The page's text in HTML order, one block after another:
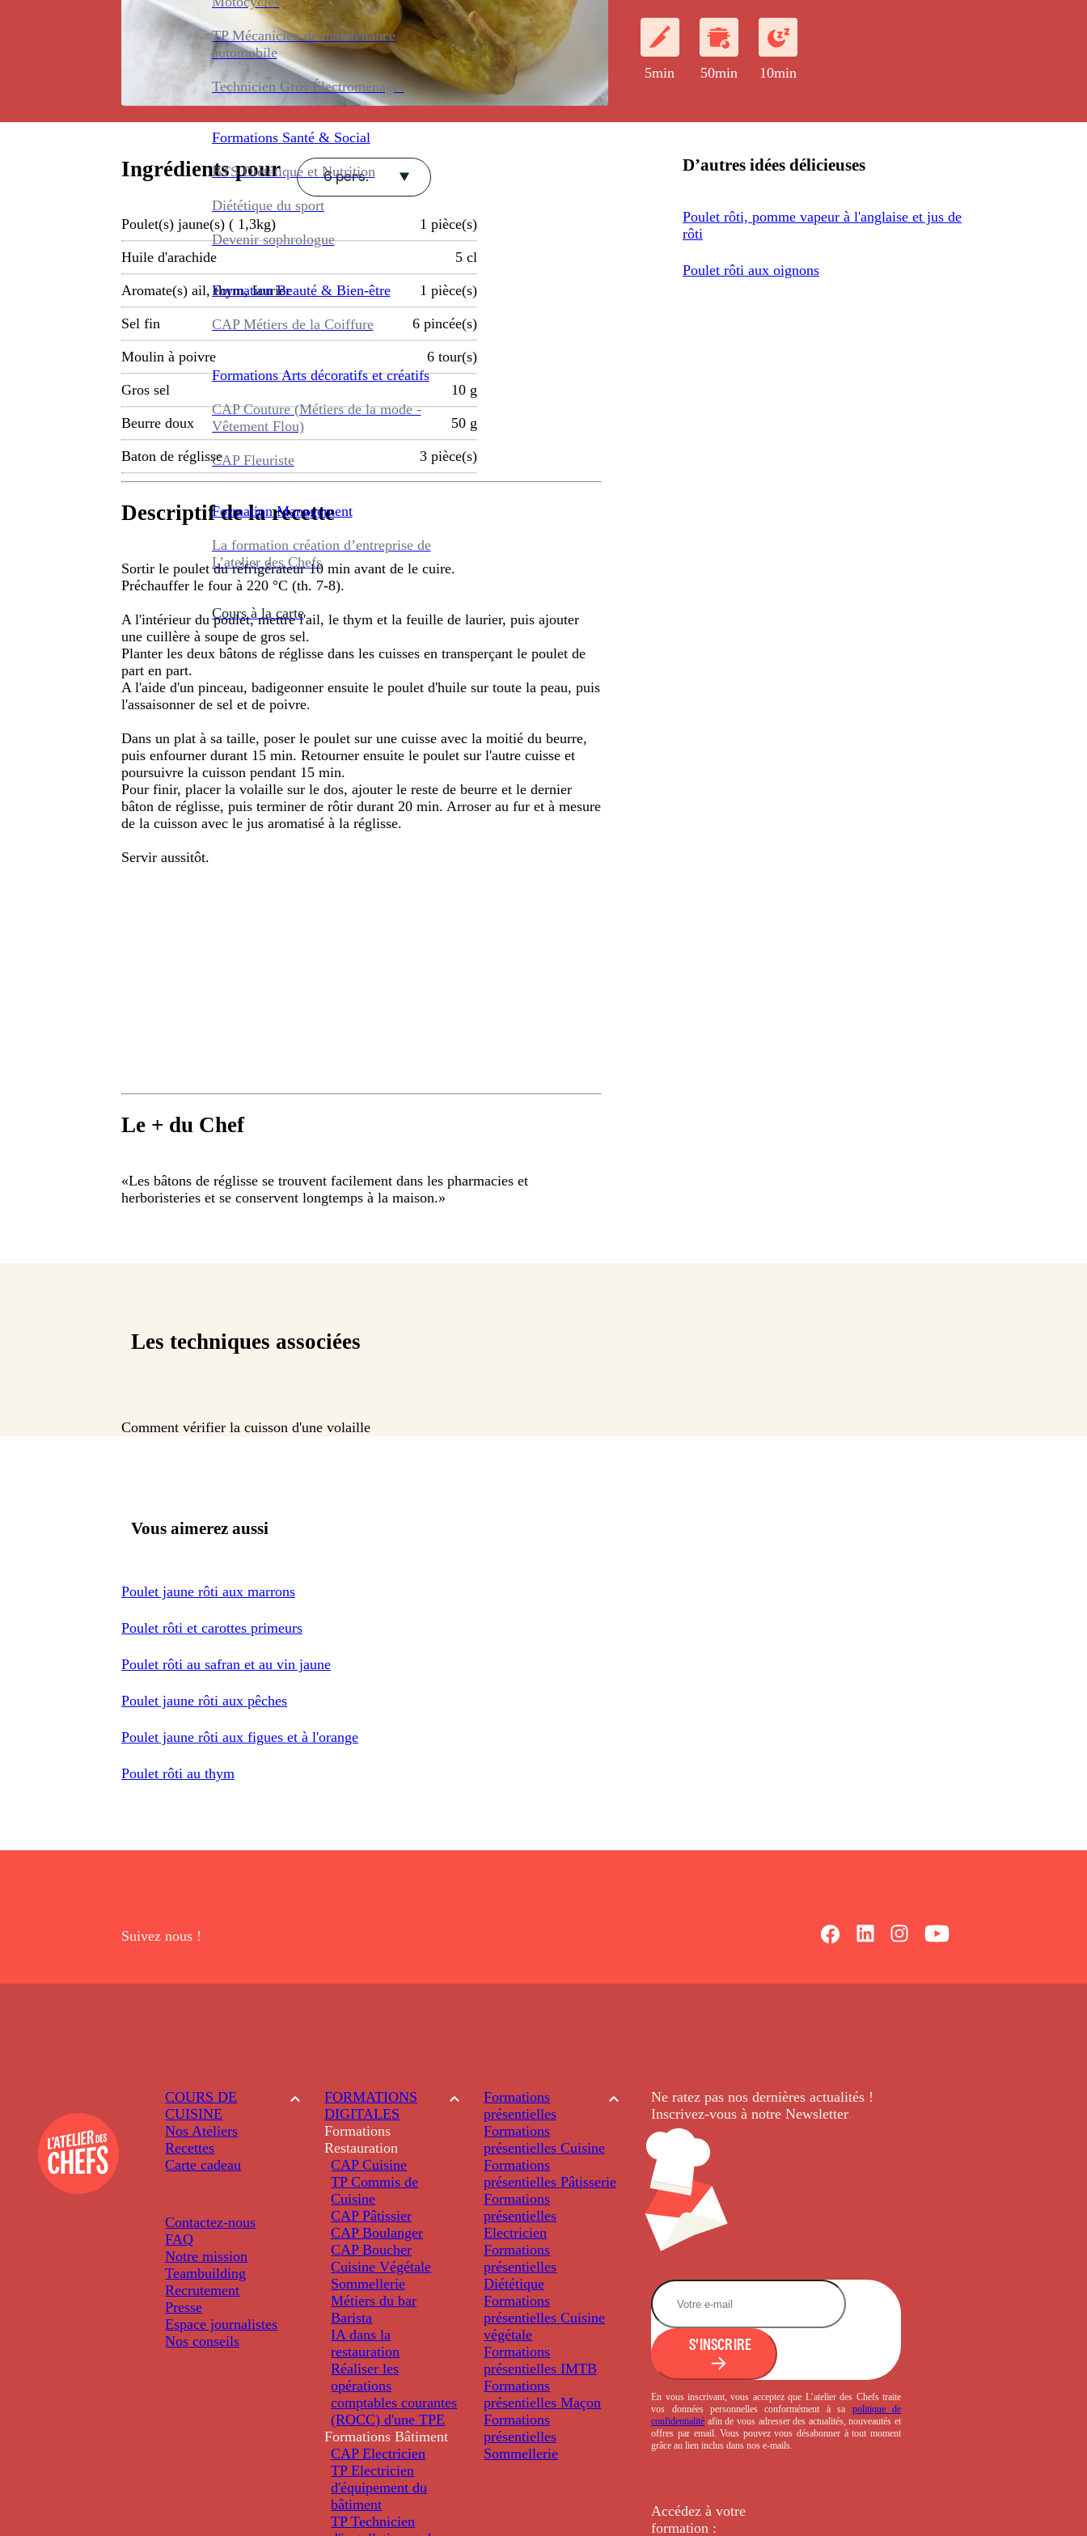
TP Mécanicien de maintenance
automobile
Technicien Gros Électroménager
Formations Santé & Social
BTS Diététique et Nutrition
Diététique du sport
Devenir sophrologue
Formation Beauté & Bien-être
CAP Métiers de la Coiffure
Formations Arts décoratifs et créatifs
CAP Couture (Métiers de la mode -
Vêtement Flou)
CAP Fleuriste
Formation Management
La formation création d’entreprise de
L’atelier des Chefs
Cours à la carte
5min 50min 10min
Ingrédients pour 6 pers.
Poulet(s) jaune(s) ( 1,3kg) 1 pièce(s)
Huile d'arachide 5 cl
Aromate(s) ail, thym, laurier 1 pièce(s)
Sel fin 6 pincée(s)
Moulin à poivre 6 tour(s)
Gros sel 10 g
Beurre doux 50 g
Baton de réglisse 3 pièce(s)
Descriptif de la recette
Sortir le poulet du réfrigérateur 10 min avant de le cuire.
Préchauffer le four à 220 °C (th. 7-8).
A l'intérieur du poulet, mettre l'ail, le thym et la feuille de laurier, puis ajouter
une cuillère à soupe de gros sel.
Planter les deux bâtons de réglisse dans les cuisses en transperçant le poulet de
part en part.
A l'aide d'un pinceau, badigeonner ensuite le poulet d'huile sur toute la peau, puis
l'assaisonner de sel et de poivre.
Dans un plat à sa taille, poser le poulet sur une cuisse avec la moitié du beurre,
puis enfourner durant 15 min. Retourner ensuite le poulet sur l'autre cuisse et
poursuivre la cuisson pendant 15 min.
Pour finir, placer la volaille sur le dos, ajouter le reste de beurre et le dernier
bâton de réglisse, puis terminer de rôtir durant 20 min. Arroser au fur et à mesure
de la cuisson avec le jus aromatisé à la réglisse.
Servir aussitôt.
Le + du Chef
«Les bâtons de réglisse se trouvent facilement dans les pharmacies et
herboristeries et se conservent longtemps à la maison.»
D’autres idées délicieuses
Poulet rôti, pomme vapeur à l'anglaise et jus de
rôti
Poulet rôti aux oignons
Les techniques associées
Comment vérifier la cuisson d'une volaille
Vous aimerez aussi
Poulet jaune rôti aux marrons
Poulet rôti et carottes primeurs
Poulet rôti au safran et au vin jaune
Poulet jaune rôti aux pêches
Poulet jaune rôti aux figues et à l'orange
Poulet rôti au thym
Suivez nous !
COURS DE
CUISINE
Nos Ateliers
Recettes
Carte cadeau
Contactez-nous
FAQ
Notre mission
Teambuilding
Recrutement
Presse
Espace journalistes
Nos conseils
FORMATIONS
DIGITALES
Formations
Restauration
CAP Cuisine
TP Commis de
Cuisine
CAP Pâtissier
CAP Boulanger
CAP Boucher
Cuisine Végétale
Sommellerie
Métiers du bar
Barista
IA dans la
restauration
Réaliser les
opérations
comptables courantes
(ROCC) d'une TPE
Formations Bâtiment
CAP Electricien
TP Electricien
d'équipement du
bâtiment
TP Technicien
Formations
présentielles
Formations
présentielles Cuisine
Formations
présentielles Pâtisserie
Formations
présentielles
Electricien
Formations
présentielles
Diététique
Formations
présentielles Cuisine
végétale
Formations
présentielles IMTB
Formations
présentielles Maçon
Formations
présentielles
Sommellerie
Ne ratez pas nos dernièresactualités !
Inscrivez-vous à notre Newsletter.
S'INSCRIRE
En vous inscrivant, vous acceptez que L’atelier des Chefs traite
vos données personnelles conformément à sa politique de
confidentialité afin de vous adresser des actualités, nouveautés et
offres par email. Vous pouvez vous désabonner à tout moment
grâce au lien inclus dans nos e-mails.
Accédez à votre
formation :